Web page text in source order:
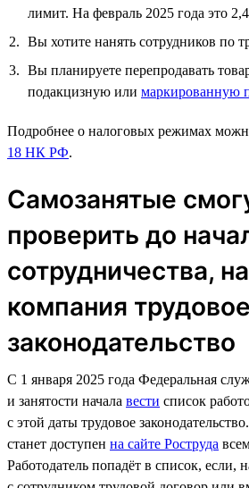
лимит. На февраль 2025 года это
Вы хотите нанять сотрудников по
Вы планируете перепродавать
подакцизную или маркированную
Подробнее о налоговых режимах
18 НК РФ.
Самозанятые
проверить до
сотрудничества,
компания трудовое
законодательство
С 1 января 2025 года Федеральная
и занятости начала вести список
с этой даты трудовое
станет доступен на сайте Роструда
Работодатель попадёт в список, если,